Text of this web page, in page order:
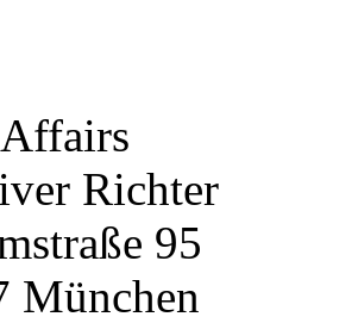
Richter
95
München